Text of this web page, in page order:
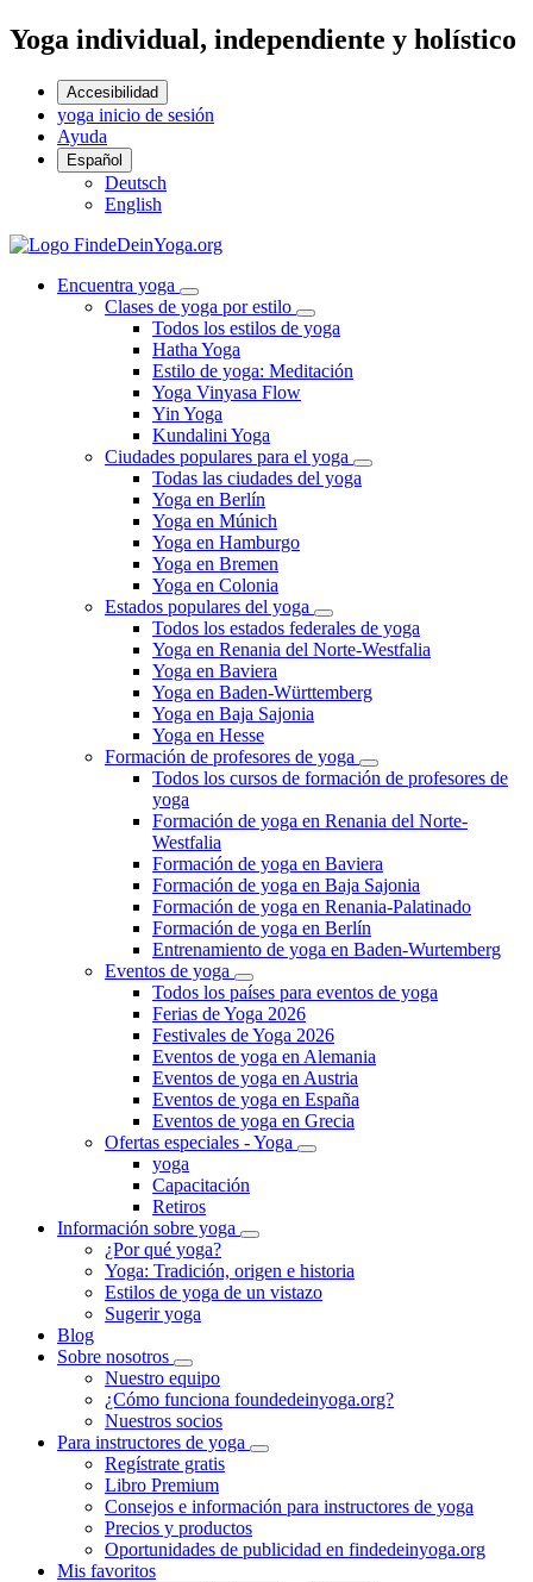
Yoga individual, independiente y holístico
Accesibilidad
yoga inicio de sesión
Ayuda
Español
Deutsch
English
Encuentra yoga
Clases de yoga por estilo
Todos los estilos de yoga
Hatha Yoga
Estilo de yoga: Meditación
Yoga Vinyasa Flow
Yin Yoga
Kundalini Yoga
Ciudades populares para el yoga
Todas las ciudades del yoga
Yoga en Berlín
Yoga en Múnich
Yoga en Hamburgo
Yoga en Bremen
Yoga en Colonia
Estados populares del yoga
Todos los estados federales de yoga
Yoga en Renania del Norte-Westfalia
Yoga en Baviera
Yoga en Baden-Württemberg
Yoga en Baja Sajonia
Yoga en Hesse
Formación de profesores de yoga
Todos los cursos de formación de profesores de
yoga
Formación de yoga en Renania del Norte-
Westfalia
Formación de yoga en Baviera
Formación de yoga en Baja Sajonia
Formación de yoga en Renania-Palatinado
Formación de yoga en Berlín
Entrenamiento de yoga en Baden-Wurtemberg
Eventos de yoga
Todos los países para eventos de yoga
Ferias de Yoga 2026
Festivales de Yoga 2026
Eventos de yoga en Alemania
Eventos de yoga en Austria
Eventos de yoga en España
Eventos de yoga en Grecia
Ofertas especiales - Yoga
yoga
Capacitación
Retiros
Información sobre yoga
¿Por qué yoga?
Yoga: Tradición, origen e historia
Estilos de yoga de un vistazo
Sugerir yoga
Blog
Sobre nosotros
Nuestro equipo
¿Cómo funciona foundedeinyoga.org?
Nuestros socios
Para instructores de yoga
Regístrate gratis
Libro Premium
Consejos e información para instructores de yoga
Precios y productos
Oportunidades de publicidad en findedeinyoga.org
Mis favoritos